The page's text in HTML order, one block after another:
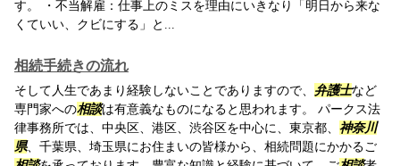
す。 ・不当解雇：仕事上のミスを理由にいきなり「明日から来な
くていい、クビにする」と...
相続手続きの流れ
そして人生であまり経験しないことでありますので、 弁護士など
専門家への相談は有意義なものになると思われます。 パークス法
律事務所では、中央区、港区、渋谷区を中心に、東京都、 神奈川
県、千葉県、埼玉県にお住まいの皆様から、相続問題にかかるご